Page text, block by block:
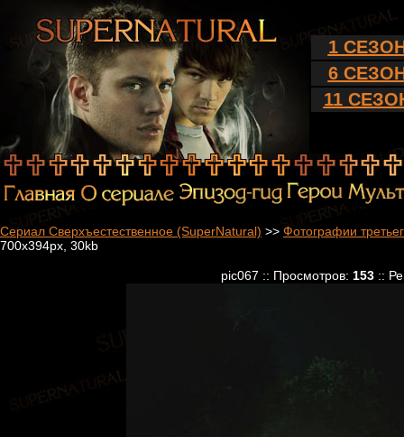
1
6
11
Сериал Сверхъестественное (SuperNatural) >> Фотографии
700x394px, 30kb
pic067 :: Просмотров: 153::